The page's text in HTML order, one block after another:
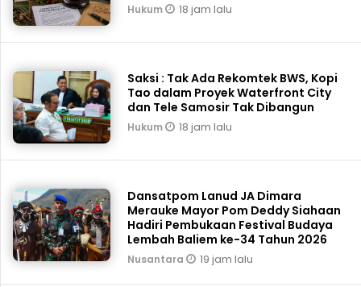
Hukum 18 jam lalu
Saksi : Tak Ada Rekomtek BWS, Kopi
Tao dalam Proyek Waterfront City
dan Tele Samosir Tak Dibangun
Hukum 18 jam lalu
Dansatpom Lanud JA Dimara
Merauke Mayor Pom Deddy Siahaan
Hadiri Pembukaan Festival Budaya
Lembah Baliem ke-34 Tahun 2026
Nusantara 19 jam lalu